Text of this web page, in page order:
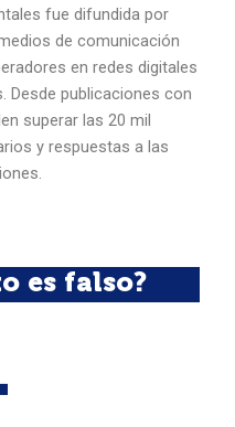
fue difundida por
de comunicación
en redes digitales
Desde publicaciones con
superar las 20 mil
y respuestas a las
es falso?